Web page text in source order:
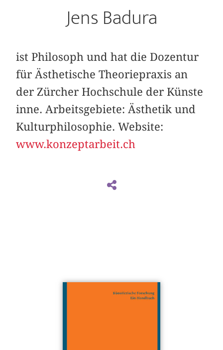
Jens Badura
ist Philosoph und hat die Dozentur
für Ästhetische Theoriepraxis an
der Zürcher Hochschule der Künste
inne. Arbeitsgebiete: Ästhetik und
Kulturphilosophie. Website:
www.konzeptarbeit.ch